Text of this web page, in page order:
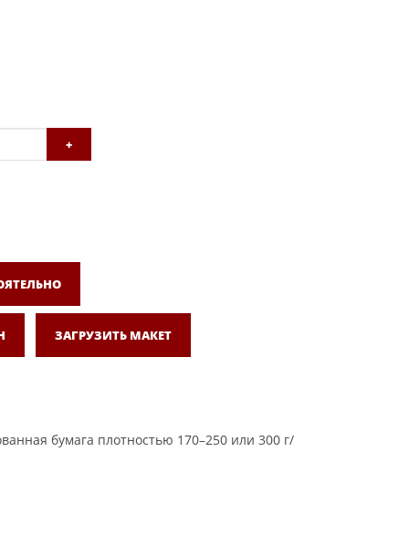
+
ЗАГРУЗИТЬ МАКЕТ
бумага плотностью 170–250 или 300 г/